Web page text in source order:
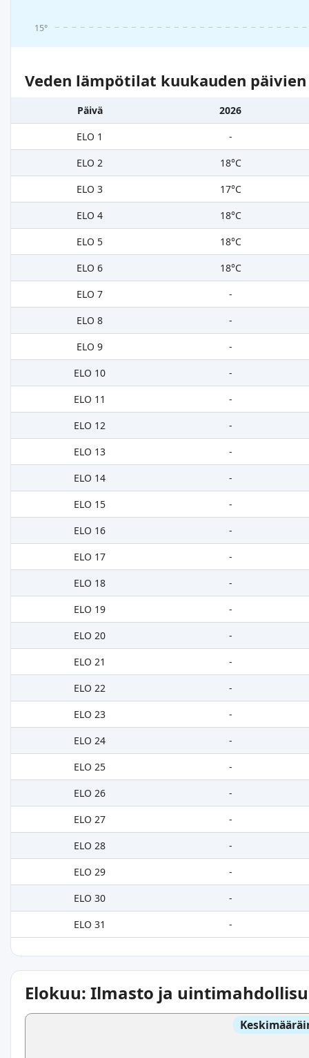
15°
Veden lämpötilat kuukauden
Päivä
2026
ELO 1
-
ELO 2
18°C
ELO 3
17°C
ELO 4
18°C
ELO 5
18°C
ELO 6
18°C
ELO 7
-
ELO 8
-
ELO 9
-
ELO 10
-
ELO 11
-
ELO 12
-
ELO 13
-
ELO 14
-
ELO 15
-
ELO 16
-
ELO 17
-
ELO 18
-
ELO 19
-
ELO 20
-
ELO 21
-
ELO 22
-
ELO 23
-
ELO 24
-
ELO 25
-
ELO 26
-
ELO 27
-
ELO 28
-
ELO 29
-
ELO 30
-
ELO 31
-
Elokuu: Ilmasto ja